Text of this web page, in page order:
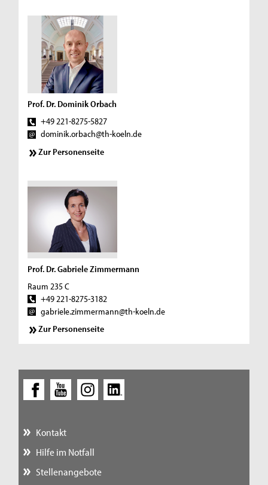
Prof. Dr. Dominik Orbach
+49 221-8275-5827
dominik.orbach@th-koeln.de
Zur Personenseite
Prof. Dr. Gabriele Zimmermann
Raum 235 C
+49 221-8275-3182
gabriele.zimmermann@th-koeln.de
Zur Personenseite
Kontakt
Hilfe im Notfall
Stellenangebote